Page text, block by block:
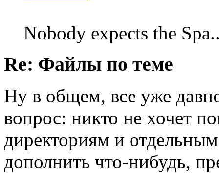
Nobody expects the
Re: Файлы по теме
Ну в общем, все уже
вопрос: никто не хочет
директориям и
дополнить что-нибудь,